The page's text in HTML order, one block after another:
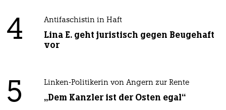
4 Antifaschistin in Haft
Lina E. geht juristisch gegen Beugehaft
vor
5 Linken-Politikerin von Angern zur Rente
„Dem Kanzler ist der Osten egal“